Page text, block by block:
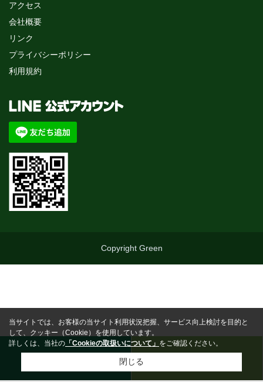
アクセス
会社概要
リンク
プライバシーポリシー
利用規約
Copyright Green
当サイトでは、お客様の当サイト利用状況把握、サービス向上検討を目的と
して、クッキー（Cookie）を使用しています。
詳しくは、当社の 「Cookieの取扱いについて」 をご確認ください。
閉じる